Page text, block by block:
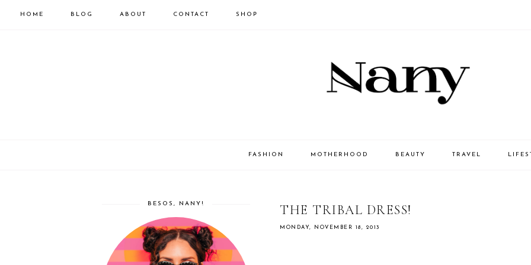
HOME BLOG ABOUT CONTACT SHOP
FASHION MOTHERHOOD BEAUTY TRAVEL
THE TRIBAL DRESS!
MONDAY, NOVEMBER 18, 2013
BESOS, NANY!